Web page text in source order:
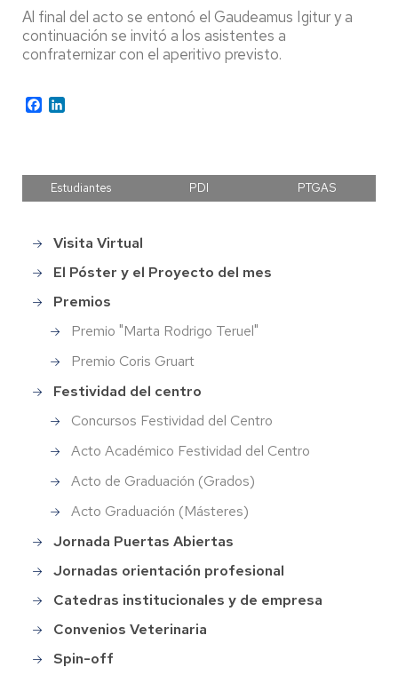
Al final del acto se entonó el Gaudeamus Igitur y a
continuación se invitó a los asistentes a
confraternizar con el aperitivo previsto.
Facebook
Estudiantes PDI PTGAS
Main
menu
Visita Virtual
El Póster y el Proyecto del mes
Premios
Premio "Marta Rodrigo Teruel"
Premio Coris Gruart
Festividad del centro
Concursos Festividad del Centro
Acto Académico Festividad del Centro
Acto de Graduación (Grados)
Acto Graduación (Másteres)
Jornada Puertas Abiertas
Jornadas orientación profesional
Catedras institucionales y de empresa
Convenios Veterinaria
Spin-off